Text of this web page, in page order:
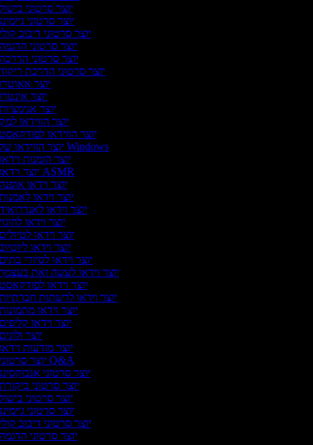
יוצר סרטוני
יוצר סרטוני
יוצר סרטוני דיבוב
יוצר סרטוני
יוצר סרטוני
יוצר סרטוני הדרכת
יוצר
יוצר
יוצר
יוצר הווידאו
יוצר הווידאו
יוצר הווידאו של Windows
יוצר הזמנות
יוצר וידאו ASMR
יוצר וידאו
יוצר וידאו
יוצר וידאו
יוצר וידאו
יוצר וידאו
יוצר וידאו
יוצר וידאו לסיורי
יוצר וידאו לעשה זאת
יוצר וידאו
יוצר וידאו לרשתות
יוצר וידאו
יוצר וידאו
יוצר
יוצר מודעות
יוצר סרטוני Q&A
יוצר סרטוני
יוצר סרטוני
יוצר סרטוני
יוצר סרטוני
יוצר סרטוני דיבוב
יוצר סרטוני